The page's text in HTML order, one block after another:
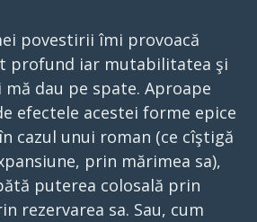
povestirii îmi provoacă
profund iar mutabilitatea şi
dau pe spate. Aproape
efectele acestei forme epice
cazul unui roman (ce cîştigă
prin mărimea sa),
puterea colosală prin
rezervarea sa. Sau, cum